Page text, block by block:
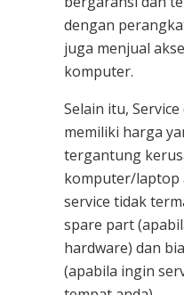
dengan
juga menjual
komputer.
Selain itu,
memiliki harga
tergantung
komputer/laptop
service tidak
spare part
hardware) dan
(apabila ingin